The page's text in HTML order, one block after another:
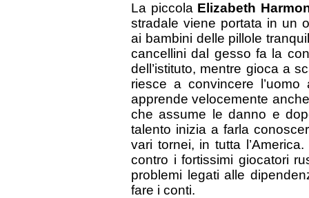
La piccola Elizabeth
stradale viene portata in un
ai bambini delle pillole
cancellini dal gesso fa la
dell’istituto, mentre gioca a
riesce a convincere
apprende velocemente
che assume le danno e
talento inizia a farla
vari tornei, in tutta
contro i fortissimi giocatori
problemi legati alle
fare i conti.